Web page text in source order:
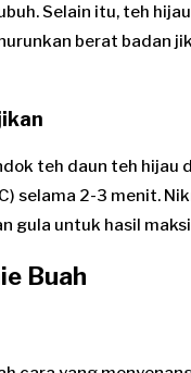
Selain itu, teh
berat badan
teh daun teh hijau
selama 2-3 menit.
gula untuk hasil
Buah